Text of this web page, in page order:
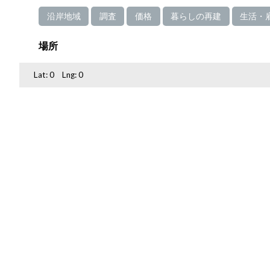
沿岸地域 調査 価格 暮らしの再建 生活・
場所
Lat:0 Lng:0